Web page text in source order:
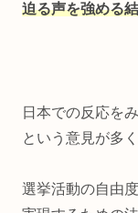
迫る声を強める
日本での反応を
という意見が多
選挙活動の自由